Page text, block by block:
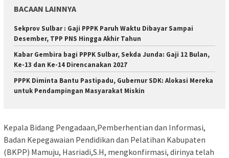
BACAAN LAINNYA
Sekprov Sulbar : Gaji PPPK Paruh Waktu Dibayar Sampai
Desember, TPP PNS Hingga Akhir Tahun
Kabar Gembira bagi PPPK Sulbar, Sekda Junda: Gaji 12 Bulan,
Ke-13 dan Ke-14 Direncanakan 2027
PPPK Diminta Bantu Pastipadu, Gubernur SDK: Alokasi Mereka
untuk Pendampingan Masyarakat Miskin
Kepala Bidang Pengadaan,Pemberhentian dan Informasi,
Badan Kepegawaian Pendidikan dan Pelatihan Kabupaten
(BKPP) Mamuju, Hasriadi,S.H, mengkonfirmasi, dirinya telah